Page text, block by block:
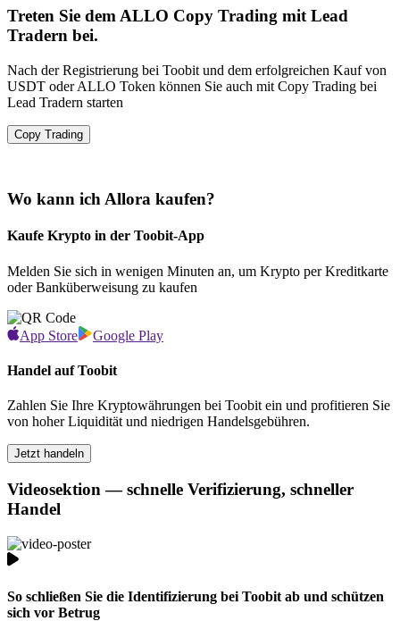
Treten Sie dem ALLO Copy Trading mit Lead
Tradern bei.
Nach der Registrierung bei Toobit und dem erfolgreichen Kauf von
USDT oder ALLO Token können Sie auch mit Copy Trading bei
Lead Tradern starten
Copy Trading
Wo kann ich Allora kaufen?
Kaufe Krypto in der Toobit-App
Melden Sie sich in wenigen Minuten an, um Krypto per Kreditkarte
oder Banküberweisung zu kaufen
App Store Google Play
Handel auf Toobit
Zahlen Sie Ihre Kryptowährungen bei Toobit ein und profitieren Sie
von hoher Liquidität und niedrigen Handelsgebühren.
Jetzt handeln
Videosektion — schnelle Verifizierung, schneller
Handel
So schließen Sie die Identifizierung bei Toobit ab und schützen
sich vor Betrug